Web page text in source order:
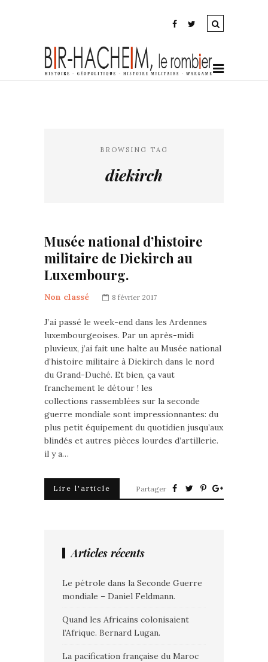
BROWSING TAG
diekirch
Musée national d’histoire
militaire de Diekirch au
Luxembourg.
Non classé 8 février 2017
J’ai passé le week-end dans les Ardennes
luxembourgeoises. Par un après-midi
pluvieux, j’ai fait une halte au Musée national
d’histoire militaire à Diekirch dans le nord
du Grand-Duché. Et bien, ça vaut
franchement le détour ! les
collections rassemblées sur la seconde
guerre mondiale sont impressionnantes: du
plus petit équipement du quotidien jusqu’aux
blindés et autres pièces lourdes d’artillerie.
il y a…
Lire l'article Partager
Articles récents
Le pétrole dans la Seconde Guerre
mondiale – Daniel Feldmann.
Quand les Africains colonisaient
l’Afrique. Bernard Lugan.
La pacification française du Maroc